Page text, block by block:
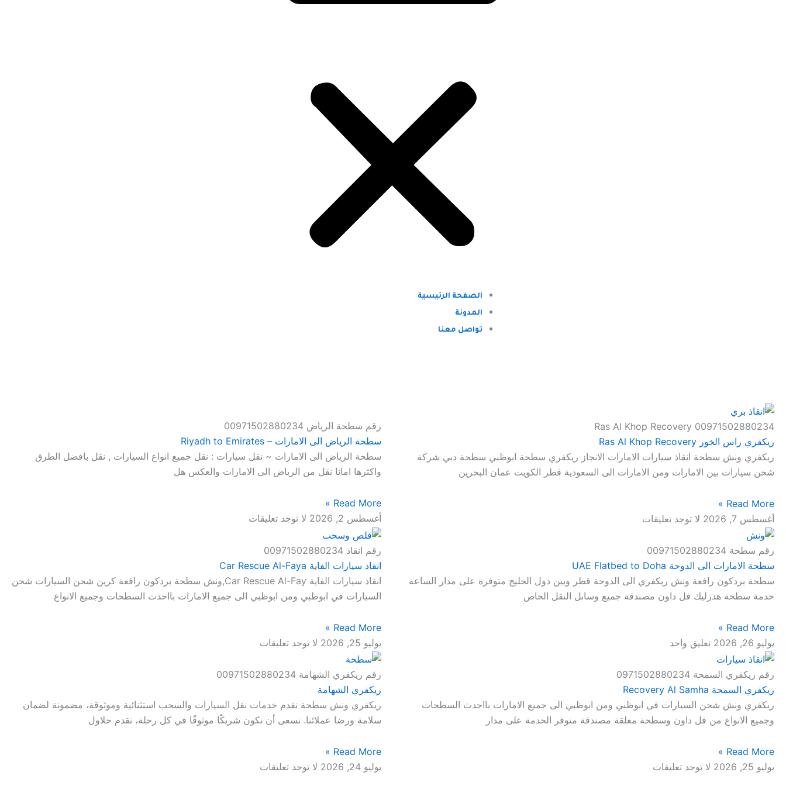
الصفحة الرئيسية
المدونة
تواصل معنا
Ras Al Khop Recovery 00971502880234
ريكفري راس الخور Ras Al Khop Recovery
ريكفري ونش سطحة انقاذ سيارات الامارات الانجاز ريكفري سطحة ابوظبي سطحة دبي شركة
شحن سيارات بين الامارات ومن الامارات الى السعودية قطر الكويت عمان البحرين
Read More »
أغسطس 7, 2026
لا توجد تعليقات
رقم سطحة الرياض 00971502880234
سطحة الرياض الى الامارات – Riyadh to Emirates
سطحة الرياض الى الامارات ~ نقل سيارات : نقل جميع انواع السيارات , نقل بافضل الطرق
واكثرها امانا نقل من الرياض الى الامارات والعكس هل
Read More »
أغسطس 2, 2026
لا توجد تعليقات
رقم سطحة 00971502880234
سطحة الامارات الى الدوحة UAE Flatbed to Doha
سطحة بردكون رافعة ونش ريكفري الى الدوحة قطر وبين دول الخليج متوفرة على مدار الساعة
خدمة سطحة هدرليك فل داون مصندقة جميع وساىل النقل الخاص
Read More »
يوليو 26, 2026
تعليق واحد
رقم انقاذ 00971502880234
انقاذ سيارات الفاية Car Rescue Al-Faya
انقاذ سيارات الفاية Car Rescue Al-Fay,ونش سطحة بردكون رافعة كرين شحن السيارات شحن
السيارات في ابوظبي ومن ابوظبي الى جميع الامارات بااحدث السطحات وجميع الانواع
Read More »
يوليو 25, 2026
لا توجد تعليقات
رقم ريكفري السمحة 0971502880234
ريكفري السمحة Recovery Al Samha
ريكفري ونش شحن السيارات في ابوظبي ومن ابوظبي الى جميع الامارات بااحدث السطحات
وجميع الانواع من فل داون وسطحة مغلقة مصندقة متوفر الخدمة على مدار
Read More »
يوليو 25, 2026
لا توجد تعليقات
رقم ريكفري الشهامة 00971502880234
ريكفري الشهامة
ريكفري ونش سطحة نقدم خدمات نقل السيارات والسحب استثنائية وموثوقة، مضمونة لضمان
سلامة ورضا عملائنا. نسعى أن نكون شريكًا موثوقًا في كل رحلة، نقدم حلاول
Read More »
يوليو 24, 2026
لا توجد تعليقات